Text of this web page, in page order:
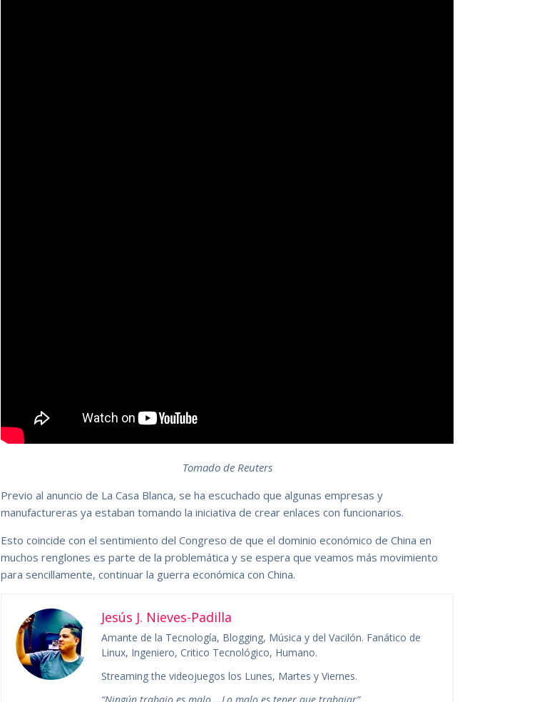
Tomado de Reuters
Previo al anuncio de La Casa Blanca, se ha escuchado que algunas empresas y
manufactureras ya estaban tomando la iniciativa de crear enlaces con funcionarios.
Esto coincide con el sentimiento del Congreso de que el dominio económico de China en
muchos renglones es parte de la problemática y se espera que veamos más movimiento
para sencillamente, continuar la guerra económica con China.
Jesús J. Nieves-Padilla
Amante de la Tecnología, Blogging, Música y del Vacilón. Fanático de
Linux, Ingeniero, Critico Tecnológico, Humano.
Streaming the videojuegos los Lunes, Martes y Viernes.